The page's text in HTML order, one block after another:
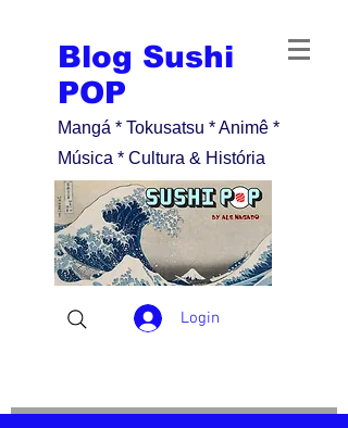
Blog Sushi
POP
Mangá * Tokusatsu * Animê *
Música * Cultura & História
Login